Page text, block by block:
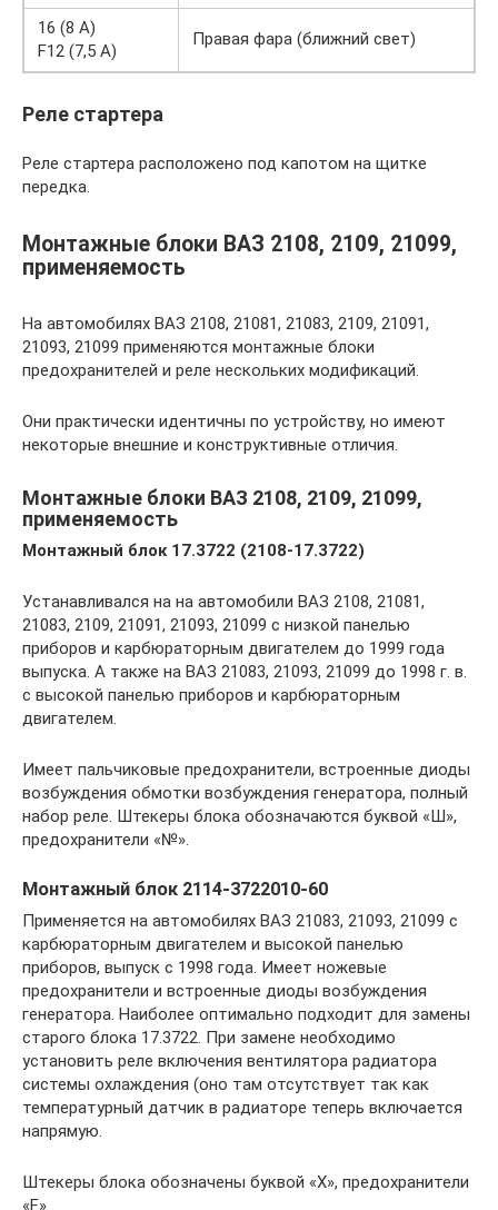
16 (8 A)
F12 (7,5 A)
Правая фара (ближний свет)
Реле стартера
Реле стартера расположено под капотом на щитке
передка.
Монтажные блоки ВАЗ 2108, 2109, 21099,
применяемость
На автомобилях ВАЗ 2108, 21081, 21083, 2109, 21091,
21093, 21099 применяются монтажные блоки
предохранителей и реле нескольких модификаций.
Они практически идентичны по устройству, но имеют
некоторые внешние и конструктивные отличия.
Монтажные блоки ВАЗ 2108, 2109, 21099,
применяемость
Монтажный блок 17.3722 (2108-17.3722)
Устанавливался на на автомобили ВАЗ 2108, 21081,
21083, 2109, 21091, 21093, 21099 с низкой панелью
приборов и карбюраторным двигателем до 1999 года
выпуска. А также на ВАЗ 21083, 21093, 21099 до 1998 г. в.
с высокой панелью приборов и карбюраторным
двигателем.
Имеет пальчиковые предохранители, встроенные диоды
возбуждения обмотки возбуждения генератора, полный
набор реле. Штекеры блока обозначаются буквой «Ш»,
предохранители «№».
Монтажный блок 2114-3722010-60
Применяется на автомобилях ВАЗ 21083, 21093, 21099 с
карбюраторным двигателем и высокой панелью
приборов, выпуск с 1998 года. Имеет ножевые
предохранители и встроенные диоды возбуждения
генератора. Наиболее оптимально подходит для замены
старого блока 17.3722. При замене необходимо
установить реле включения вентилятора радиатора
системы охлаждения (оно там отсутствует так как
температурный датчик в радиаторе теперь включается
напрямую.
Штекеры блока обозначены буквой «Х», предохранители
«F».